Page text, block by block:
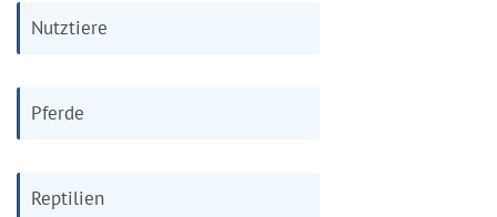
Nutztiere
Pferde
Reptilien